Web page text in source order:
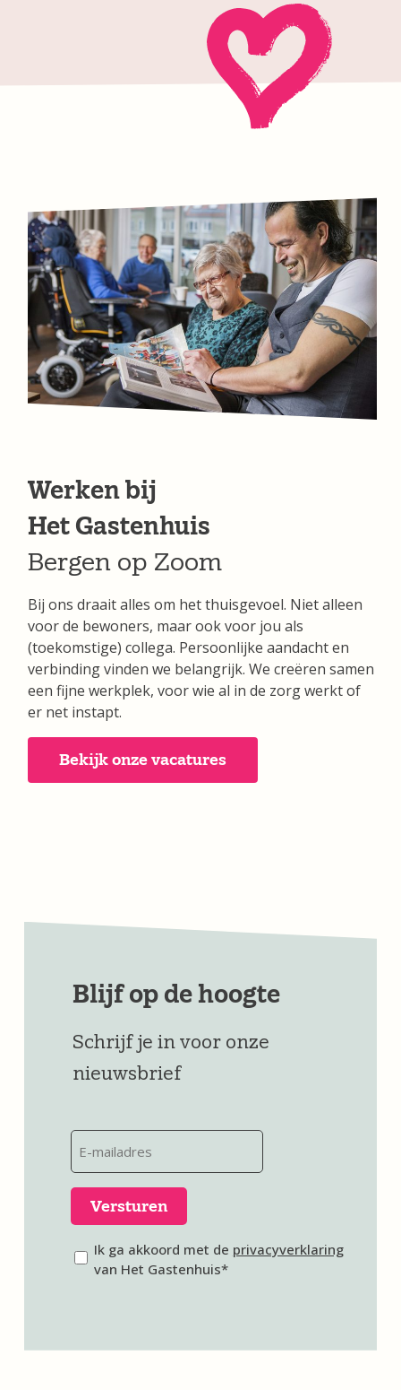
Werken bij
Het Gastenhuis
Bergen op Zoom
Bij ons draait alles om het thuisgevoel. Niet alleen
voor de bewoners, maar ook voor jou als
(toekomstige) collega. Persoonlijke aandacht en
verbinding vinden we belangrijk. We creëren samen
een fijne werkplek, voor wie al in de zorg werkt of
er net instapt.
Bekijk onze vacatures
Blijf op de hoogte
Schrijf je in voor onze
nieuwsbrief
E-
mailadres
Versturen
Privacyverklaring
Ik ga akkoord met de privacyverklaring
van Het Gastenhuis*